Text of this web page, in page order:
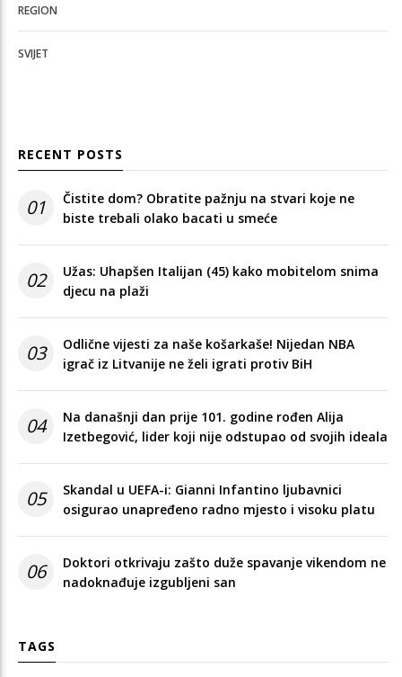
REGION
SVIJET
RECENT POSTS
01
Čistite dom? Obratite pažnju na stvari koje ne
biste trebali olako bacati u smeće
02
Užas: Uhapšen Italijan (45) kako mobitelom snima
djecu na plaži
03
Odlične vijesti za naše košarkaše! Nijedan NBA
igrač iz Litvanije ne želi igrati protiv BiH
04
Na današnji dan prije 101. godine rođen Alija
Izetbegović, lider koji nije odstupao od svojih ideala
05
Skandal u UEFA-i: Gianni Infantino ljubavnici
osigurao unapređeno radno mjesto i visoku platu
06
Doktori otkrivaju zašto duže spavanje vikendom ne
nadoknađuje izgubljeni san
TAGS